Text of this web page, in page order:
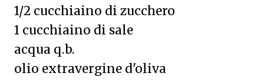
1/2 cucchiaino di zucchero
1 cucchiaino di sale
acqua q.b.
olio extravergine d'oliva